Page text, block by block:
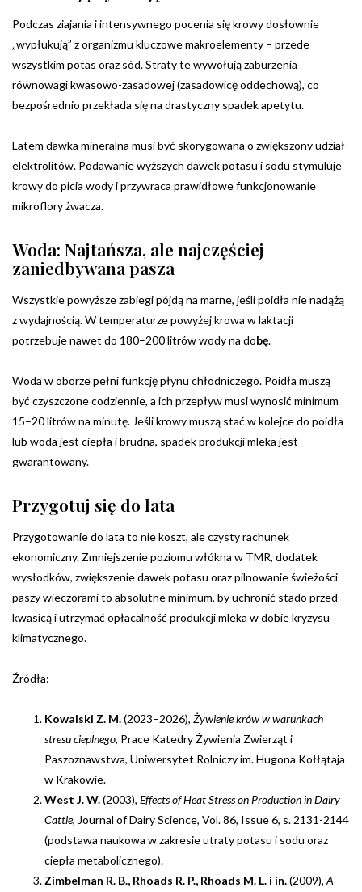
Podczas ziajania i intensywnego pocenia się krowy dosłownie
„wypłukują” z organizmu kluczowe makroelementy – przede
wszystkim potas oraz sód. Straty te wywołują zaburzenia
równowagi kwasowo-zasadowej (zasadowicę oddechową), co
bezpośrednio przekłada się na drastyczny spadek apetytu.
Latem dawka mineralna musi być skorygowana o zwiększony udział
elektrolitów. Podawanie wyższych dawek potasu i sodu stymuluje
krowy do picia wody i przywraca prawidłowe funkcjonowanie
mikroflory żwacza.
Woda: Najtańsza, ale najczęściej
zaniedbywana pasza
Wszystkie powyższe zabiegi pójdą na marne, jeśli poidła nie nadążą
z wydajnością. W temperaturze powyżej krowa w laktacji
potrzebuje nawet do 180–200 litrów wody na dobę.
Woda w oborze pełni funkcję płynu chłodniczego. Poidła muszą
być czyszczone codziennie, a ich przepływ musi wynosić minimum
15–20 litrów na minutę. Jeśli krowy muszą stać w kolejce do poidła
lub woda jest ciepła i brudna, spadek produkcji mleka jest
gwarantowany.
Przygotuj się do lata
Przygotowanie do lata to nie koszt, ale czysty rachunek
ekonomiczny. Zmniejszenie poziomu włókna w TMR, dodatek
wysłodków, zwiększenie dawek potasu oraz pilnowanie świeżości
paszy wieczorami to absolutne minimum, by uchronić stado przed
kwasicą i utrzymać opłacalność produkcji mleka w dobie kryzysu
klimatycznego.
Źródła:
Kowalski Z. M.(2023–2026), Żywienie krów w warunkach
stresu cieplnego, Prace Katedry Żywienia Zwierząt i
Paszoznawstwa, Uniwersytet Rolniczy im. Hugona Kołłątaja
w Krakowie.
West J. W.(2003), Effects of Heat Stress on Production in Dairy
Cattle, Journal of Dairy Science, Vol. 86, Issue 6, s. 2131-2144
(podstawa naukowa w zakresie utraty potasu i sodu oraz
ciepła metabolicznego).
Zimbelman R. B., Rhoads R. P., Rhoads M. L. i in.(2009), A